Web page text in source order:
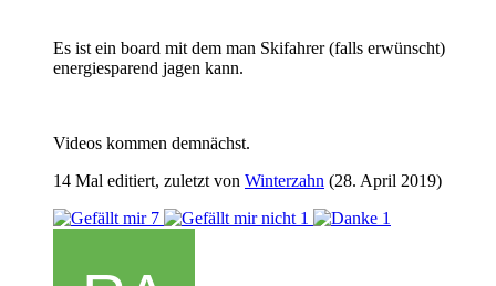
Es ist ein board mit dem man Skifahrer (falls erwünscht)
energiesparend jagen kann.
Videos kommen demnächst.
14 Mal editiert, zuletzt von Winterzahn (28. April 2019)
7
1 1